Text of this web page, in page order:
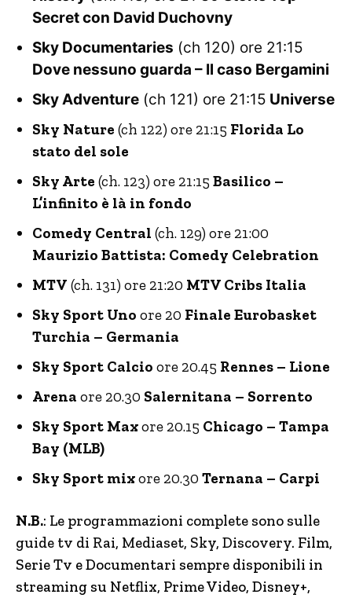
Secret con David Duchovny
Sky Documentaries (ch 120) ore 21:15
Dove nessuno guarda – Il caso Bergamini
Sky Adventure (ch 121) ore 21:15 Universe
Sky Nature (ch 122) ore 21:15 Florida Lo
stato del sole
Sky Arte (ch. 123) ore 21:15 Basilico –
L’infinito è là in fondo
Comedy Central (ch. 129) ore 21:00
Maurizio Battista: Comedy Celebration
MTV (ch. 131) ore 21:20 MTV Cribs Italia
Sky Sport Uno ore 20 Finale Eurobasket
Turchia – Germania
Sky Sport Calcio ore 20.45 Rennes – Lione
Arena ore 20.30 Salernitana – Sorrento
Sky Sport Maxore 20.15 Chicago – Tampa
Bay (MLB)
Sky Sport mixore 20.30 Ternana – Carpi
N.B.: Le programmazioni complete sono sulle
guide tv di Rai, Mediaset, Sky, Discovery. Film,
Serie Tv e Documentari sempre disponibili in
streaming su Netflix, Prime Video, Disney+,